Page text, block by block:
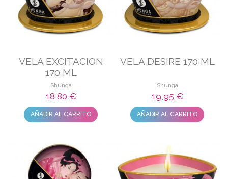
VELA EXCITACION
170 ML
Shunga
18,80 €
AÑADIR AL CARRITO
VELA DESIRE 170 ML
Shunga
19,95 €
AÑADIR AL CARRITO